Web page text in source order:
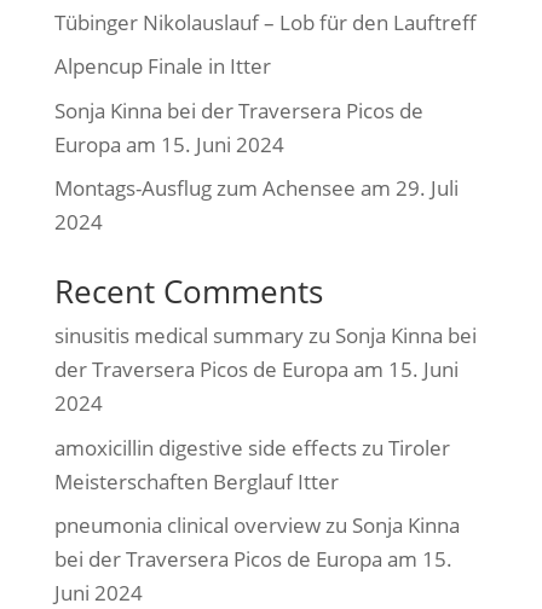
Tübinger Nikolauslauf – Lob für den Lauftreff
Alpencup Finale in Itter
Sonja Kinna bei der Traversera Picos de
Europa am 15. Juni 2024
Montags-Ausflug zum Achensee am 29. Juli
2024
Recent Comments
sinusitis medical summaryzu Sonja Kinna bei
der Traversera Picos de Europa am 15. Juni
2024
amoxicillin digestive side effectszu Tiroler
Meisterschaften Berglauf Itter
pneumonia clinical overviewzu Sonja Kinna
bei der Traversera Picos de Europa am 15.
Juni 2024